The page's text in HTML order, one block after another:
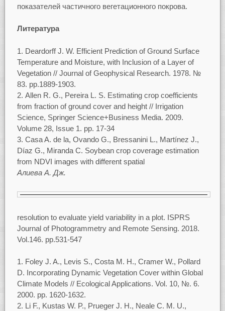
показателей частичного вегетационного покрова.
Литература
Deardorff J. W. Efficient Prediction of Ground Surface
Temperature and Moisture, with Inclusion of a Layer of
Vegetation // Journal of Geophysical Research. 1978. №
83. рр.1889-1903.
Allen R. G., Pereira L. S. Estimating crop coefficients
from fraction of ground cover and height // Irrigation
Science, Springer Science+Business Media. 2009.
Volume 28, Issue 1. pp. 17-34
Casa A. de la, Ovando G., Bressanini L., Martínez J.,
Díaz G., Miranda C. Soybean crop coverage estimation
from NDVI images with different spatial
Алиева А. Дж.
resolution to evaluate yield variability in a plot. ISPRS
Journal of Photogrammetry and Remote Sensing. 2018.
Vol.146. pp.531-547
Foley J. A., Levis S., Costa M. H., Cramer W., Pollard
D. Incorporating Dynamic Vegetation Cover within Global
Climate Models // Ecological Applications. Vol. 10, №. 6.
2000. pp. 1620-1632.
Li F., Kustas W. P., Prueger J. H., Neale C. M. U.,